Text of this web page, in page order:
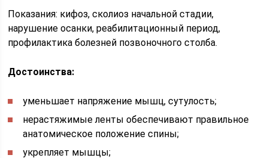
Показания: кифоз, сколиоз начальной стадии,
нарушение осанки, реабилитационный период,
профилактика болезней позвоночного столба.
Достоинства:
уменьшает напряжение мышц, сутулость;
нерастяжимые ленты обеспечивают правильное
анатомическое положение спины;
укрепляет мышцы;